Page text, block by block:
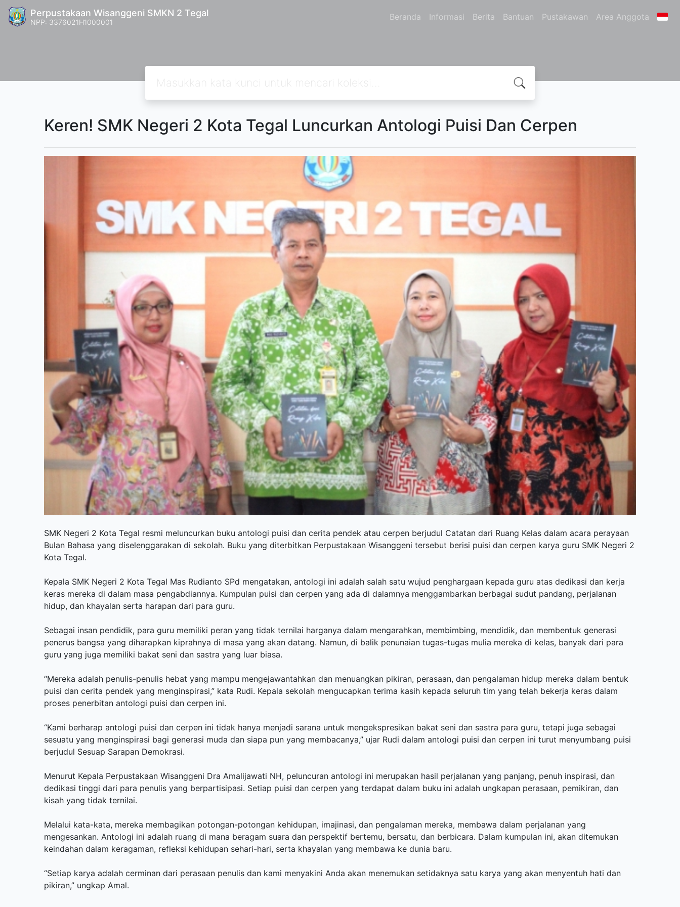
Perpustakaan Wisanggeni SMKN 2 Tegal
NPP: 3376021H1000001 Beranda Informasi Berita Bantuan Pustakawan Area Anggota
Keren! SMK Negeri 2 Kota Tegal Luncurkan Antologi Puisi Dan Cerpen
SMK Negeri 2 Kota Tegal resmi meluncurkan buku antologi puisi dan cerita pendek atau cerpen berjudul Catatan dari Ruang Kelas dalam acara perayaan
Bulan Bahasa yang diselenggarakan di sekolah. Buku yang diterbitkan Perpustakaan Wisanggeni tersebut berisi puisi dan cerpen karya guru SMK Negeri 2
Kota Tegal.
Kepala SMK Negeri 2 Kota Tegal Mas Rudianto SPd mengatakan, antologi ini adalah salah satu wujud penghargaan kepada guru atas dedikasi dan kerja
keras mereka di dalam masa pengabdiannya. Kumpulan puisi dan cerpen yang ada di dalamnya menggambarkan berbagai sudut pandang, perjalanan
hidup, dan khayalan serta harapan dari para guru.
Sebagai insan pendidik, para guru memiliki peran yang tidak ternilai harganya dalam mengarahkan, membimbing, mendidik, dan membentuk generasi
penerus bangsa yang diharapkan kiprahnya di masa yang akan datang. Namun, di balik penunaian tugas-tugas mulia mereka di kelas, banyak dari para
guru yang juga memiliki bakat seni dan sastra yang luar biasa.
“Mereka adalah penulis-penulis hebat yang mampu mengejawantahkan dan menuangkan pikiran, perasaan, dan pengalaman hidup mereka dalam bentuk
puisi dan cerita pendek yang menginspirasi,” kata Rudi. Kepala sekolah mengucapkan terima kasih kepada seluruh tim yang telah bekerja keras dalam
proses penerbitan antologi puisi dan cerpen ini.
“Kami berharap antologi puisi dan cerpen ini tidak hanya menjadi sarana untuk mengekspresikan bakat seni dan sastra para guru, tetapi juga sebagai
sesuatu yang menginspirasi bagi generasi muda dan siapa pun yang membacanya,” ujar Rudi dalam antologi puisi dan cerpen ini turut menyumbang puisi
berjudul Sesuap Sarapan Demokrasi.
Menurut Kepala Perpustakaan Wisanggeni Dra Amalijawati NH, peluncuran antologi ini merupakan hasil perjalanan yang panjang, penuh inspirasi, dan
dedikasi tinggi dari para penulis yang berpartisipasi. Setiap puisi dan cerpen yang terdapat dalam buku ini adalah ungkapan perasaan, pemikiran, dan
kisah yang tidak ternilai.
Melalui kata-kata, mereka membagikan potongan-potongan kehidupan, imajinasi, dan pengalaman mereka, membawa dalam perjalanan yang
mengesankan. Antologi ini adalah ruang di mana beragam suara dan perspektif bertemu, bersatu, dan berbicara. Dalam kumpulan ini, akan ditemukan
keindahan dalam keragaman, refleksi kehidupan sehari-hari, serta khayalan yang membawa ke dunia baru.
“Setiap karya adalah cerminan dari perasaan penulis dan kami menyakini Anda akan menemukan setidaknya satu karya yang akan menyentuh hati dan
pikiran,” ungkap Amal.